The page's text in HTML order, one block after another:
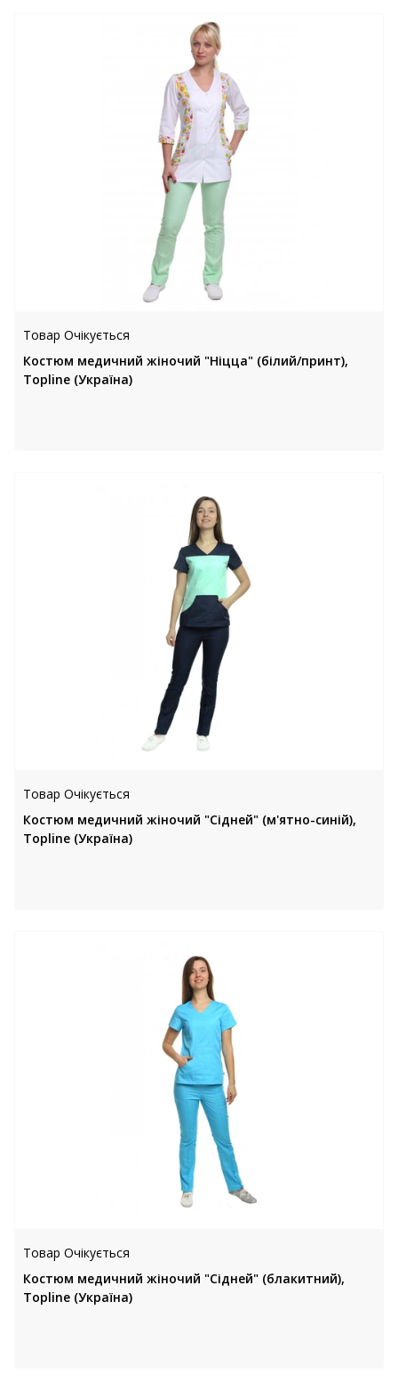
Товар Очікується
Костюм медичний жіночий "Ніцца" (білий/принт),
Topline (Україна)
Товар Очікується
Костюм медичний жіночий "Сідней" (м'ятно-синій),
Topline (Україна)
Товар Очікується
Костюм медичний жіночий "Сідней" (блакитний),
Topline (Україна)